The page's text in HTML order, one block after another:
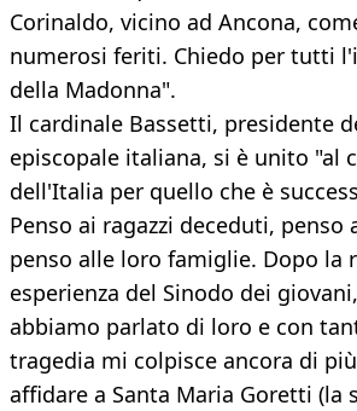
Corinaldo, vicino ad Ancona,
numerosi feriti. Chiedo per tutti
della Madonna".
Il cardinale Bassetti, presidente
episcopale italiana, si è unito "al
dell'Italia per quello che è
Penso ai ragazzi deceduti, penso
penso alle loro famiglie. Dopo la
esperienza del Sinodo dei
abbiamo parlato di loro e con
tragedia mi colpisce ancora di
affidare a Santa Maria Goretti (la